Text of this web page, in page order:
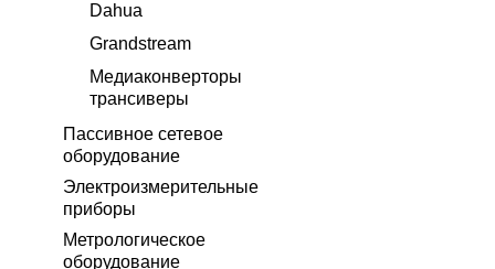
Dahua
Grandstream
Медиаконверторы
трансиверы
Пассивное сетевое
оборудование
Электроизмерительные
приборы
Метрологическое
оборудование